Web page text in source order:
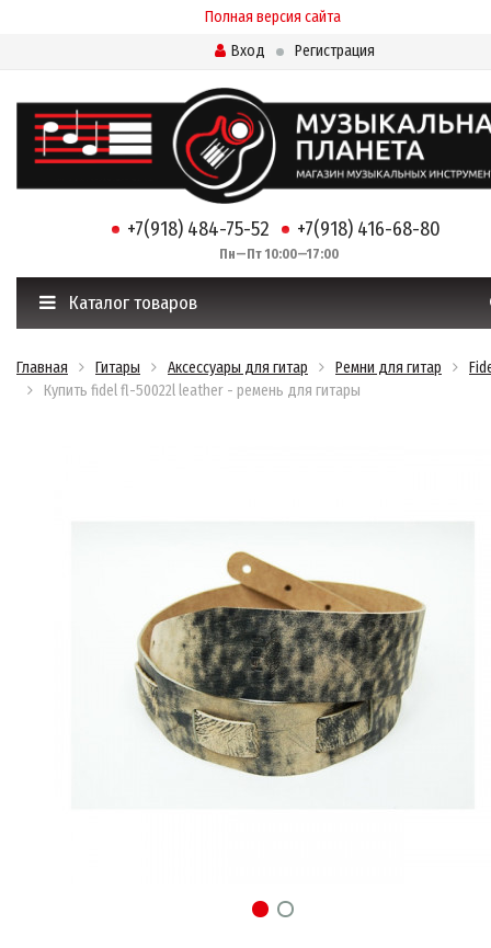
Полная версия сайта
Вход
Регистрация
+7(918) 484-75-52 +7(918) 416-68-80
Пн—Пт 10:00—17:00
Каталог товаров
Главная Гитары Аксессуары для гитар Ремни для гитар
Купить fidel fl-50022l leather - ремень для гитары